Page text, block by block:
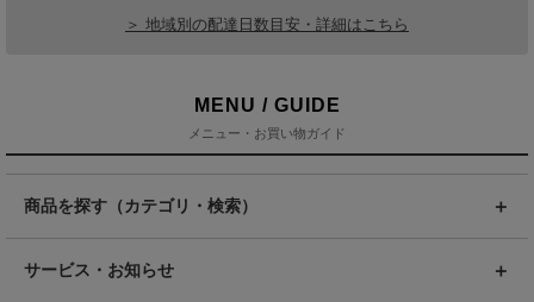
＞ 地域別の配達日数目安・詳細はこちら
MENU / GUIDE
メニュー・お買い物ガイド
商品を探す（カテゴリ・検索）
サービス・お知らせ